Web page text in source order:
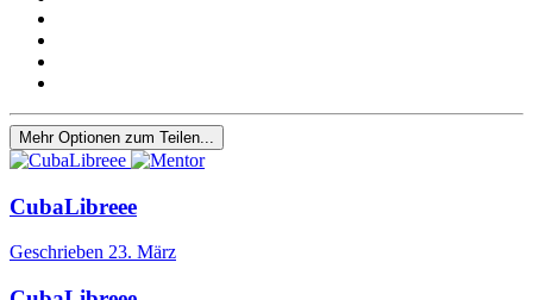
Mehr Optionen zum Teilen...
CubaLibreee
Geschrieben 23. März